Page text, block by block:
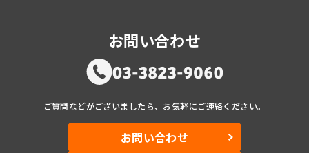
お問い合わせ
ご質問などがございましたら、お気軽にご連絡ください。
お問い合わせ